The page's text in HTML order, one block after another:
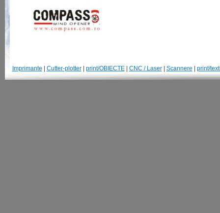
Imprimante Cutter-plotter| print/OBIECTE| CNC / Laser| Scannere print/